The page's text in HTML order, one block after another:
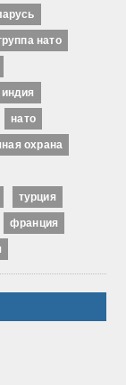
нато
индия
нато
охрана
турция
франция